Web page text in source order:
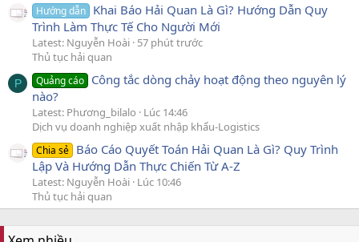
Hướng dẫn Khai Báo Hải Quan Là Gì? Hướng Dẫn Quy
Trình Làm Thực Tế Cho Người Mới
Latest: Nguyễn Hoài 57 phút trước
Thủ tục hải quan
P Quảng cáo Công tắc dòng chảy hoạt động theo nguyên lý
nào?
Latest: Phương_bilalo
Lúc 14:46
Dịch vụ doanh nghiệp xuất nhập khẩu-Logistics
Chia sẻ Báo Cáo Quyết Toán Hải Quan Là Gì? Quy Trình
Lập Và Hướng Dẫn Thực Chiến Từ A-Z
Latest: Nguyễn Hoài Lúc 10:46
Thủ tục hải quan